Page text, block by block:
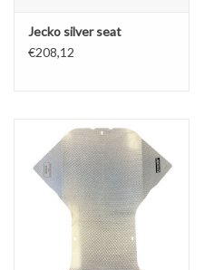
Zoek op Merk
Jecko silver seat
€208,12